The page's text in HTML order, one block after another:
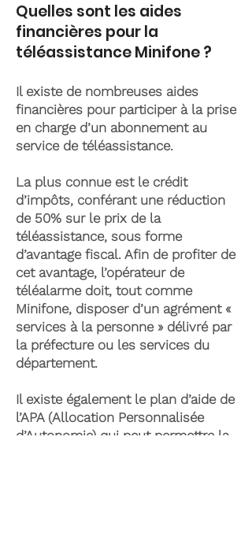
Quelles sont les aides
financières pour la
téléassistance Minifone ?
Il existe de nombreuses aides
financières pour participer à la prise
en charge d’un abonnement au
service de téléassistance.
La plus connue est le crédit
d’impôts, conférant une réduction
de 50% sur le prix de la
téléassistance, sous forme
d’avantage fiscal. Afin de profiter de
cet avantage, l’opérateur de
téléalarme doit, tout comme
Minifone, disposer d’un agrément «
services à la personne » délivré par
la préfecture ou les services du
département.
Il existe également le plan d’aide de
l’APA (Allocation Personnalisée
d’Autonomie) qui peut permettre la